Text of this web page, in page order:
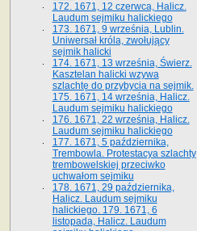
172. 1671, 12 czerwca, Halicz.
Laudum sejmiku halickiego
173. 1671, 9 września, Lublin.
Uniwersał króla, zwołujący
sejmik halicki
174. 1671, 13 września, Świerz.
Kasztelan halicki wzywa
szlachtę do przybycia na sejmik.
175. 1671, 14 września, Halicz.
Laudum sejmiku halickiego
176. 1671, 22 września, Halicz.
Laudum sejmiku halickiego
177. 1671, 5 października,
Trembowla. Protestacya szlachty
trembowelskiej przeciwko
uchwałom sejmiku
178. 1671, 29 października,
Halicz. Laudum sejmiku
halickiego. 179. 1671, 6
listopada, Halicz. Laudum